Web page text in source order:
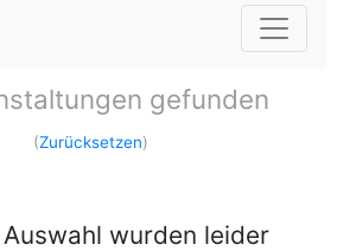
gefunden
(Zurücksetzen)
wurden leider